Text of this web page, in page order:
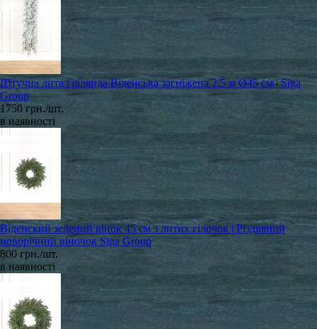
Штучна лита гірлянда Віденська засніжена 2.5 м Ø45 см | Siga
Group
1750 грн./шт.
в наявності
Віденский зелений вінок 45 см з литих гілочок | Різдвяний
новорічний віночок Siga Group
800 грн./шт.
в наявності